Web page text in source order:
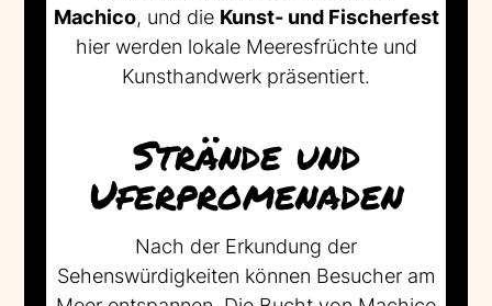
Machico, und die Kunst- und Fischerfest
hier werden lokale Meeresfrüchte und
Kunsthandwerk präsentiert.
Strände und
Uferpromenaden
Nach der Erkundung der
Sehenswürdigkeiten können Besucher am